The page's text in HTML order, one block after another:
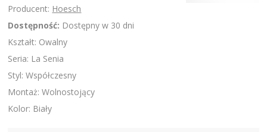
Producent: Hoesch
Dostępność: Dostępny w 30 dni
Kształt: Owalny
Seria: La Senia
Styl: Współczesny
Montaż: Wolnostojący
Kolor: Biały